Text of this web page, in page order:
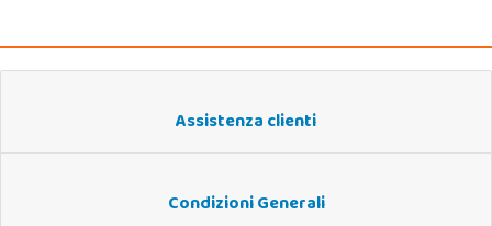
Assistenza clienti
Condizioni Generali